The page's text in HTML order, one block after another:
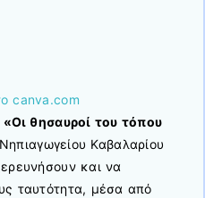
canva.com
«Οι θησαυροί του τόπου
Καβαλαρίου
και να
ταυτότητα, μέσα από